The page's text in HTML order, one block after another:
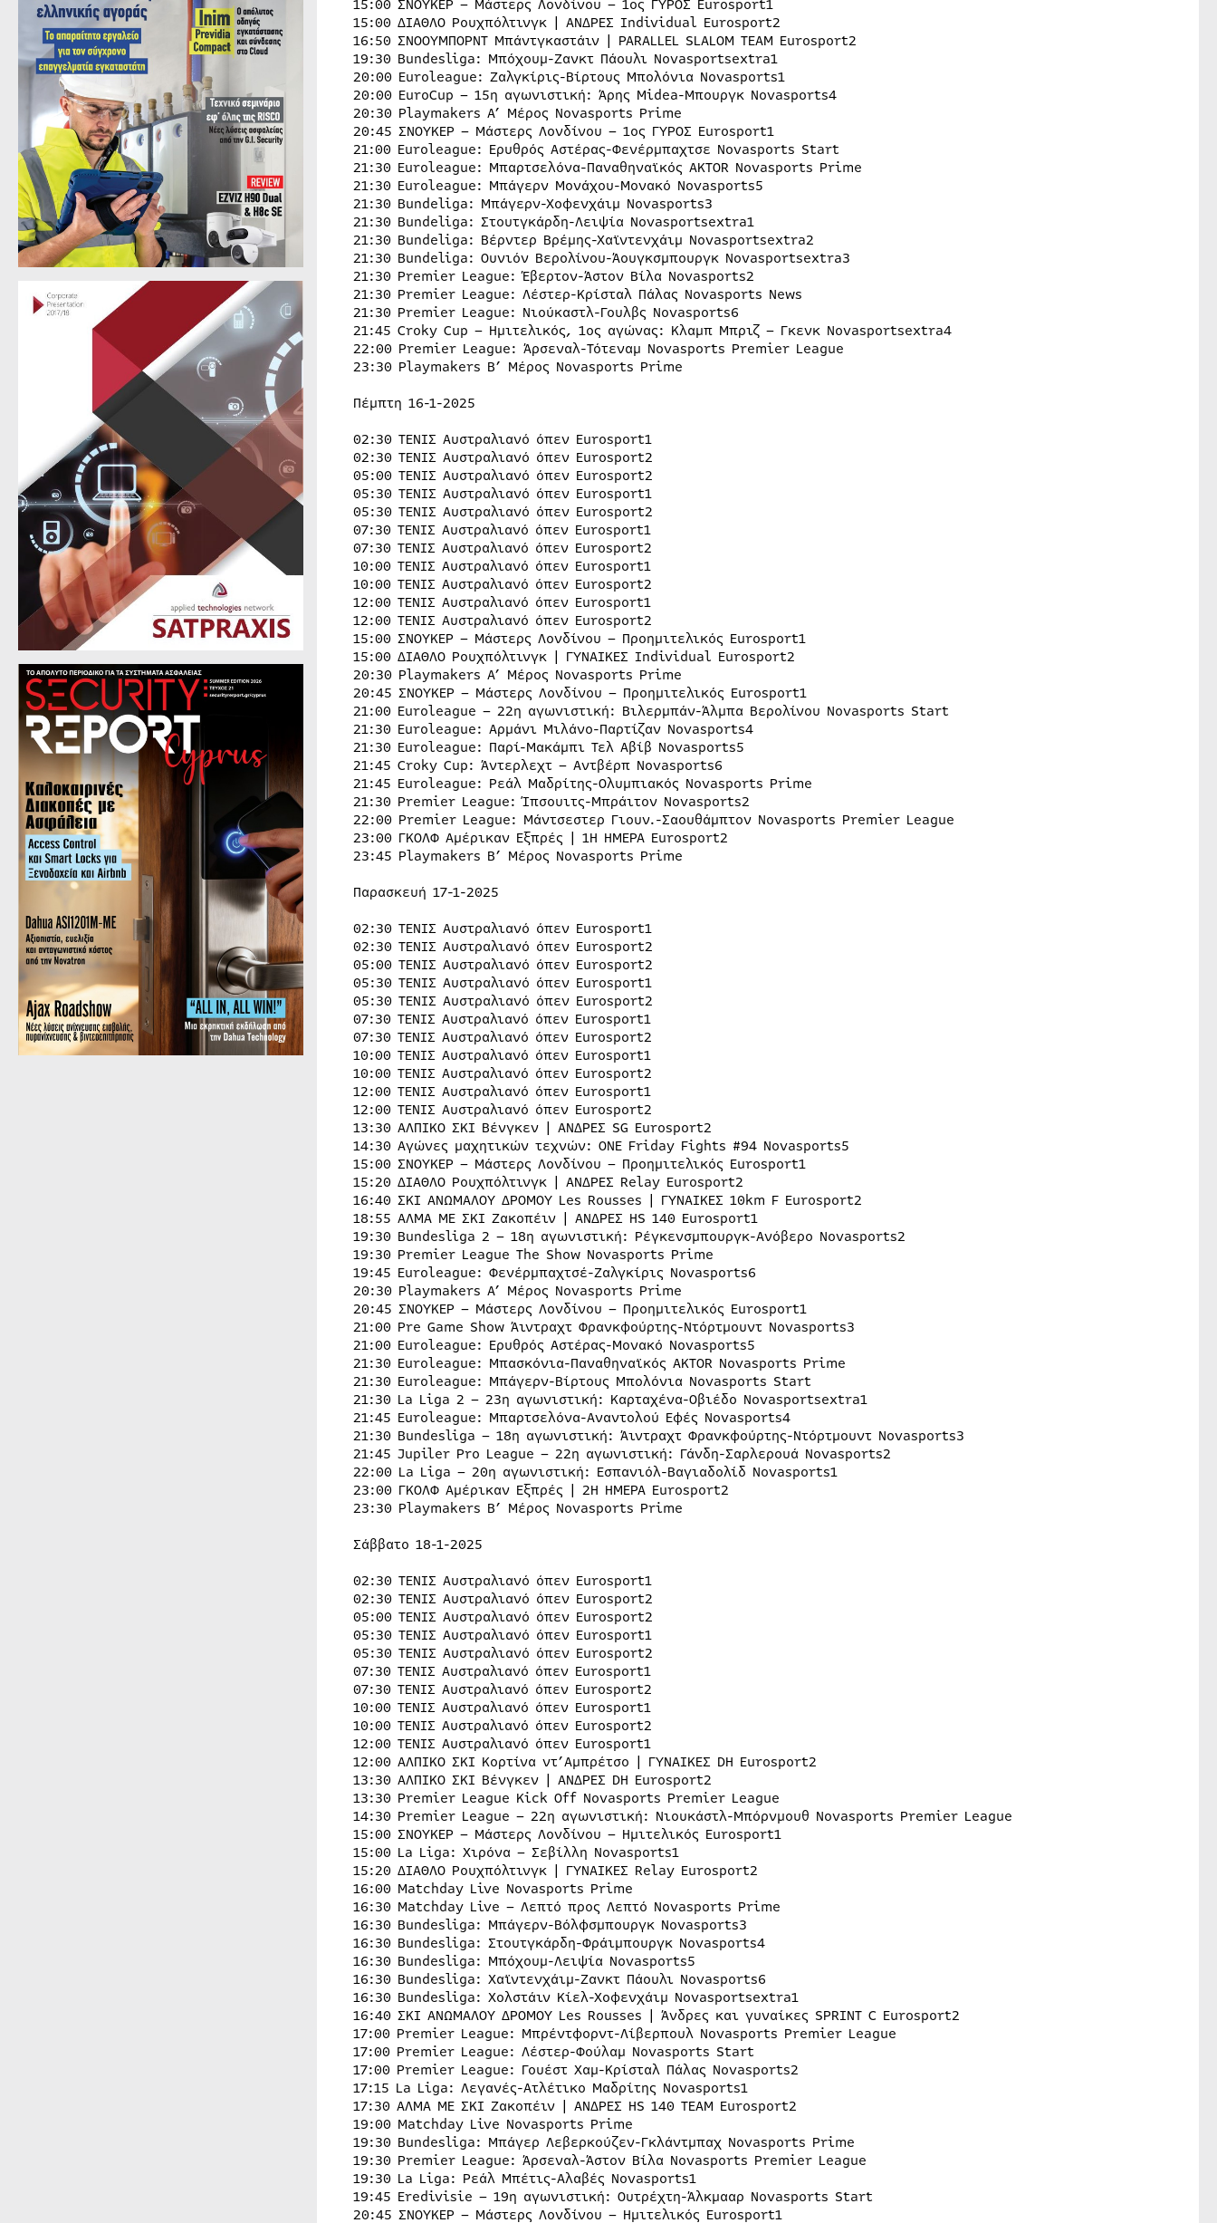
15:00 ΣΝΟΥΚΕΡ – Μάστερς Λονδίνου – 1ος ΓΥΡΟΣ Eurosport1
15:00 ΔΙΑΘΛΟ Ρουχπόλτινγκ | ΑΝΔΡΕΣ Individual Eurosport2
16:50 ΣΝΟΟΥΜΠΟΡΝΤ Μπάντγκαστάιν | PARALLEL SLALOM TEAM Eurosport2
19:30 Bundesliga: Μπόχουμ-Ζανκτ Πάουλι Novasportsextra1
20:00 Euroleague: Ζαλγκίρις-Βίρτους Μπολόνια Novasports1
20:00 EuroCup – 15η αγωνιστική: Άρης Midea-Μπουργκ Novasports4
20:30 Playmakers Α’ Μέρος Novasports Prime
20:45 ΣΝΟΥΚΕΡ – Μάστερς Λονδίνου – 1ος ΓΥΡΟΣ Eurosport1
21:00 Euroleague: Ερυθρός Αστέρας-Φενέρμπαχτσε Novasports Start
21:30 Euroleague: Μπαρτσελόνα-Παναθηναϊκός AKTOR Novasports Prime
21:30 Euroleague: Μπάγερν Μονάχου-Μονακό Novasports5
21:30 Bundeliga: Μπάγερν-Χοφενχάιμ Novasports3
21:30 Bundeliga: Στουτγκάρδη-Λειψία Novasportsextra1
21:30 Bundeliga: Βέρντερ Βρέμης-Χαϊντενχάιμ Novasportsextra2
21:30 Bundeliga: Ουνιόν Βερολίνου-Άουγκσμπουργκ Novasportsextra3
21:30 Premier League: Έβερτον-Άστον Βίλα Novasports2
21:30 Premier League: Λέστερ-Κρίσταλ Πάλας Novasports News
21:30 Premier League: Νιούκαστλ-Γουλβς Novasports6
21:45 Croky Cup – Ημιτελικός, 1ος αγώνας: Κλαμπ Μπριζ – Γκενκ Novasportsextra4
22:00 Premier League: Άρσεναλ-Τότεναμ Novasports Premier League
23:30 Playmakers Β’ Μέρος Novasports Prime
Πέμπτη 16-1-2025
02:30 ΤΕΝΙΣ Αυστραλιανό όπεν Eurosport1
02:30 ΤΕΝΙΣ Αυστραλιανό όπεν Eurosport2
05:00 ΤΕΝΙΣ Αυστραλιανό όπεν Eurosport2
05:30 ΤΕΝΙΣ Αυστραλιανό όπεν Eurosport1
05:30 ΤΕΝΙΣ Αυστραλιανό όπεν Eurosport2
07:30 ΤΕΝΙΣ Αυστραλιανό όπεν Eurosport1
07:30 ΤΕΝΙΣ Αυστραλιανό όπεν Eurosport2
10:00 ΤΕΝΙΣ Αυστραλιανό όπεν Eurosport1
10:00 ΤΕΝΙΣ Αυστραλιανό όπεν Eurosport2
12:00 ΤΕΝΙΣ Αυστραλιανό όπεν Eurosport1
12:00 ΤΕΝΙΣ Αυστραλιανό όπεν Eurosport2
15:00 ΣΝΟΥΚΕΡ – Μάστερς Λονδίνου – Προημιτελικός Eurosport1
15:00 ΔΙΑΘΛΟ Ρουχπόλτινγκ | ΓΥΝΑΙΚΕΣ Individual Eurosport2
20:30 Playmakers Α’ Μέρος Novasports Prime
20:45 ΣΝΟΥΚΕΡ – Μάστερς Λονδίνου – Προημιτελικός Eurosport1
21:00 Euroleague – 22η αγωνιστική: Βιλερμπάν-Άλμπα Βερολίνου Novasports Start
21:30 Euroleague: Αρμάνι Μιλάνο-Παρτίζαν Novasports4
21:30 Euroleague: Παρί-Μακάμπι Τελ Αβίβ Novasports5
21:45 Croky Cup: Άντερλεχτ – Αντβέρπ Novasports6
21:45 Euroleague: Ρεάλ Μαδρίτης-Ολυμπιακός Novasports Prime
21:30 Premier League: Ίπσουιτς-Μπράιτον Novasports2
22:00 Premier League: Μάντσεστερ Γιουν.-Σαουθάμπτον Novasports Premier League
23:00 ΓΚΟΛΦ Αμέρικαν Εξπρές | 1Η ΗΜΕΡΑ Eurosport2
23:45 Playmakers Β’ Μέρος Novasports Prime
Παρασκευή 17-1-2025
02:30 ΤΕΝΙΣ Αυστραλιανό όπεν Eurosport1
02:30 ΤΕΝΙΣ Αυστραλιανό όπεν Eurosport2
05:00 ΤΕΝΙΣ Αυστραλιανό όπεν Eurosport2
05:30 ΤΕΝΙΣ Αυστραλιανό όπεν Eurosport1
05:30 ΤΕΝΙΣ Αυστραλιανό όπεν Eurosport2
07:30 ΤΕΝΙΣ Αυστραλιανό όπεν Eurosport1
07:30 ΤΕΝΙΣ Αυστραλιανό όπεν Eurosport2
10:00 ΤΕΝΙΣ Αυστραλιανό όπεν Eurosport1
10:00 ΤΕΝΙΣ Αυστραλιανό όπεν Eurosport2
12:00 ΤΕΝΙΣ Αυστραλιανό όπεν Eurosport1
12:00 ΤΕΝΙΣ Αυστραλιανό όπεν Eurosport2
13:30 ΑΛΠΙΚΟ ΣΚΙ Βένγκεν | ΑΝΔΡΕΣ SG Eurosport2
14:30 Αγώνες μαχητικών τεχνών: ONE Friday Fights #94 Novasports5
15:00 ΣΝΟΥΚΕΡ – Μάστερς Λονδίνου – Προημιτελικός Eurosport1
15:20 ΔΙΑΘΛΟ Ρουχπόλτινγκ | ΑΝΔΡΕΣ Relay Eurosport2
16:40 ΣΚΙ ΑΝΩΜΑΛΟΥ ΔΡΟΜΟΥ Les Rousses | ΓΥΝΑΙΚΕΣ 10km F Eurosport2
18:55 ΑΛΜΑ ΜΕ ΣΚΙ Ζακοπέιν | ΑΝΔΡΕΣ HS 140 Eurosport1
19:30 Bundesliga 2 – 18η αγωνιστική: Ρέγκενσμπουργκ-Ανόβερο Novasports2
19:30 Premier League The Show Novasports Prime
19:45 Euroleague: Φενέρμπαχτσέ-Ζαλγκίρις Novasports6
20:30 Playmakers A’ Μέρος Novasports Prime
20:45 ΣΝΟΥΚΕΡ – Μάστερς Λονδίνου – Προημιτελικός Eurosport1
21:00 Pre Game Show Άιντραχτ Φρανκφούρτης-Ντόρτμουντ Novasports3
21:00 Euroleague: Ερυθρός Αστέρας-Μονακό Novasports5
21:30 Euroleague: Μπασκόνια-Παναθηναϊκός AKTOR Novasports Prime
21:30 Euroleague: Μπάγερν-Βίρτους Μπολόνια Novasports Start
21:30 La Liga 2 – 23η αγωνιστική: Καρταχένα-Οβιέδο Novasportsextra1
21:45 Euroleague: Μπαρτσελόνα-Αναντολού Εφές Novasports4
21:30 Bundesliga – 18η αγωνιστική: Άιντραχτ Φρανκφούρτης-Ντόρτμουντ Novasports3
21:45 Jupiler Pro League – 22η αγωνιστική: Γάνδη-Σαρλερουά Novasports2
22:00 La Liga – 20η αγωνιστική: Εσπανιόλ-Βαγιαδολίδ Novasports1
23:00 ΓΚΟΛΦ Αμέρικαν Εξπρές | 2Η ΗΜΕΡΑ Eurosport2
23:30 Playmakers Β’ Μέρος Novasports Prime
Σάββατο 18-1-2025
02:30 ΤΕΝΙΣ Αυστραλιανό όπεν Eurosport1
02:30 ΤΕΝΙΣ Αυστραλιανό όπεν Eurosport2
05:00 ΤΕΝΙΣ Αυστραλιανό όπεν Eurosport2
05:30 ΤΕΝΙΣ Αυστραλιανό όπεν Eurosport1
05:30 ΤΕΝΙΣ Αυστραλιανό όπεν Eurosport2
07:30 ΤΕΝΙΣ Αυστραλιανό όπεν Eurosport1
07:30 ΤΕΝΙΣ Αυστραλιανό όπεν Eurosport2
10:00 ΤΕΝΙΣ Αυστραλιανό όπεν Eurosport1
10:00 ΤΕΝΙΣ Αυστραλιανό όπεν Eurosport2
12:00 ΤΕΝΙΣ Αυστραλιανό όπεν Eurosport1
12:00 ΑΛΠΙΚΟ ΣΚΙ Κορτίνα ντ’Αμπρέτσο | ΓΥΝΑΙΚΕΣ DH Eurosport2
13:30 ΑΛΠΙΚΟ ΣΚΙ Βένγκεν | ΑΝΔΡΕΣ DH Eurosport2
13:30 Premier League Kick Off Novasports Premier League
14:30 Premier League – 22η αγωνιστική: Νιουκάστλ-Μπόρνμουθ Novasports Premier League
15:00 ΣΝΟΥΚΕΡ – Μάστερς Λονδίνου – Ημιτελικός Eurosport1
15:00 La Liga: Χιρόνα – Σεβίλλη Novasports1
15:20 ΔΙΑΘΛΟ Ρουχπόλτινγκ | ΓΥΝΑΙΚΕΣ Relay Eurosport2
16:00 Matchday Live Novasports Prime
16:30 Matchday Live – Λεπτό προς Λεπτό Novasports Prime
16:30 Bundesliga: Μπάγερν-Βόλφσμπουργκ Novasports3
16:30 Bundesliga: Στουτγκάρδη-Φράιμπουργκ Novasports4
16:30 Bundesliga: Μπόχουμ-Λειψία Novasports5
16:30 Bundesliga: Χαϊντενχάιμ-Ζανκτ Πάουλι Novasports6
16:30 Bundesliga: Χολστάιν Κίελ-Χοφενχάιμ Novasportsextra1
16:40 ΣΚΙ ΑΝΩΜΑΛΟΥ ΔΡΟΜΟΥ Les Rousses | Άνδρες και γυναίκες SPRINT C Eurosport2
17:00 Premier League: Μπρέντφορντ-Λίβερπουλ Novasports Premier League
17:00 Premier League: Λέστερ-Φούλαμ Novasports Start
17:00 Premier League: Γουέστ Χαμ-Κρίσταλ Πάλας Novasports2
17:15 La Liga: Λεγανές-Ατλέτικο Μαδρίτης Novasports1
17:30 ΑΛΜΑ ΜΕ ΣΚΙ Ζακοπέιν | ΑΝΔΡΕΣ HS 140 TEAM Eurosport2
19:00 Matchday Live Novasports Prime
19:30 Bundesliga: Μπάγερ Λεβερκούζεν-Γκλάντμπαχ Novasports Prime
19:30 Premier League: Άρσεναλ-Άστον Βίλα Novasports Premier League
19:30 La Liga: Ρεάλ Μπέτις-Αλαβές Novasports1
19:45 Eredivisie – 19η αγωνιστική: Ουτρέχτη-Άλκμααρ Novasports Start
20:45 ΣΝΟΥΚΕΡ – Μάστερς Λονδίνου – Ημιτελικός Eurosport1